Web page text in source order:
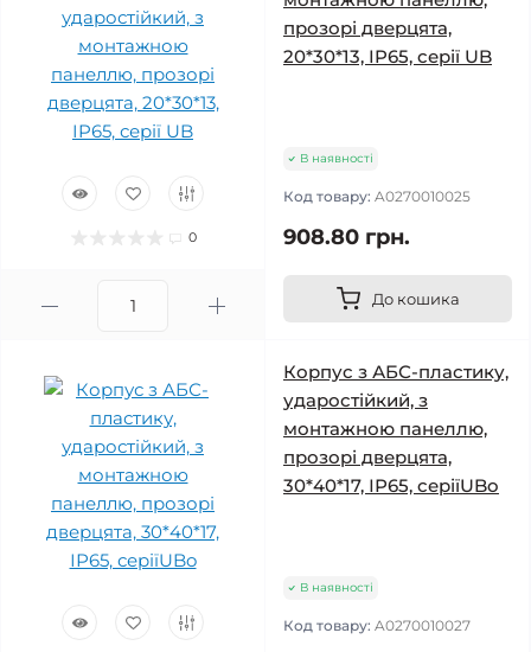
0
прозорі дверцята,
20*30*13, IP65, серії UB
В наявності
Код товару: A0270010025
908.80 грн.
До кошика
Корпус з АБС-пластику,
ударостійкий, з
монтажною панеллю,
прозорі дверцята,
30*40*17, ІР65, серіїUBo
В наявності
Код товару: A0270010027